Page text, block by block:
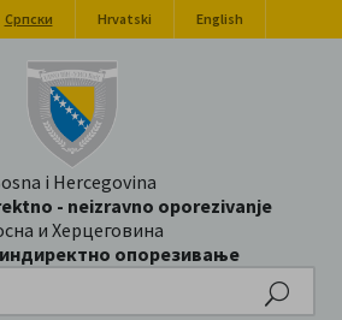
Српски Hrvatski English
i Hercegovina
- neizravno oporezivanje
и Херцеговина
опорезивање